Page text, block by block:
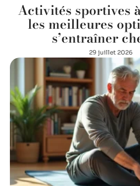
Activités sportives
les meilleures
s’entraîner
29 juillet 2026